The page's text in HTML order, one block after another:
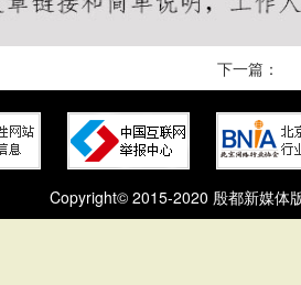
下一篇：
Copyright© 2015-2020 殷都新媒体